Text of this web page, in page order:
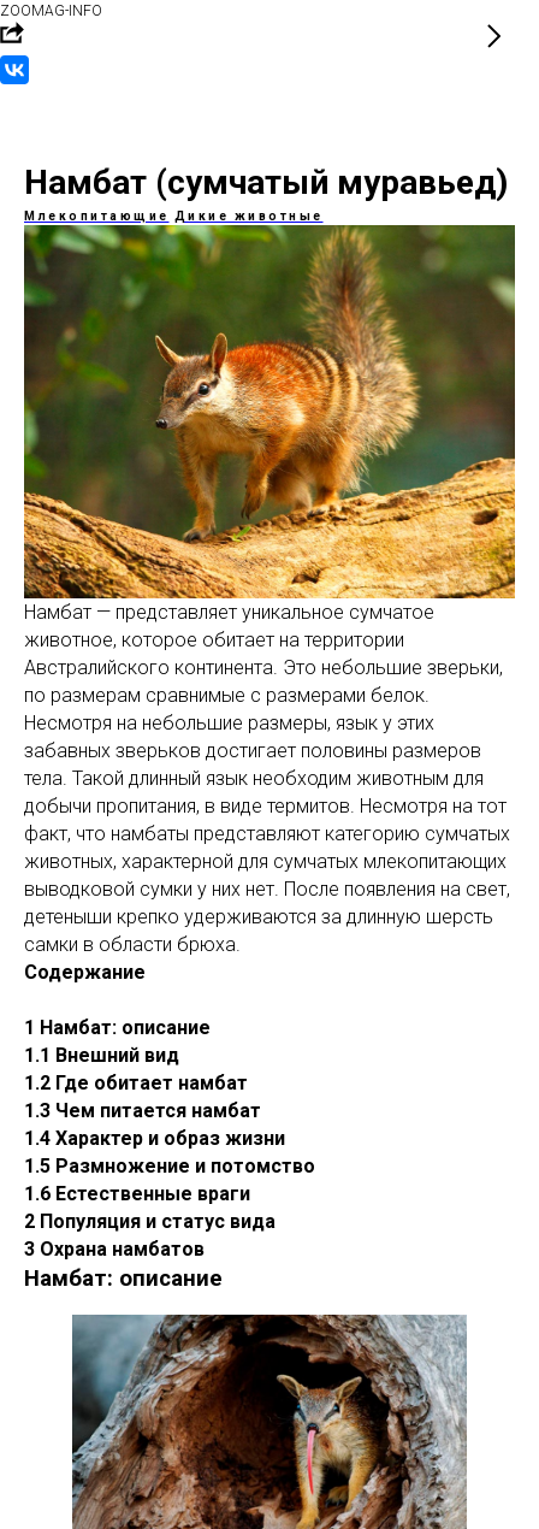
ZOOMAG-INFO
Намбат (сумчатый муравьед)
Млекопитающие Дикие животные
Намбат — представляет уникальное сумчатое
животное, которое обитает на территории
Австралийского континента. Это небольшие зверьки,
по размерам сравнимые с размерами белок.
Несмотря на небольшие размеры, язык у этих
забавных зверьков достигает половины размеров
тела. Такой длинный язык необходим животным для
добычи пропитания, в виде термитов. Несмотря на тот
факт, что намбаты представляют категорию сумчатых
животных, характерной для сумчатых млекопитающих
выводковой сумки у них нет. После появления на свет,
детеныши крепко удерживаются за длинную шерсть
самки в области брюха.
Содержание
1 Намбат: описание
1.1 Внешний вид
1.2 Где обитает намбат
1.3 Чем питается намбат
1.4 Характер и образ жизни
1.5 Размножение и потомство
1.6 Естественные враги
2 Популяция и статус вида
3 Охрана намбатов
Намбат: описание